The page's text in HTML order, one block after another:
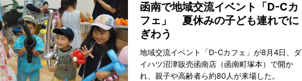
函南で地域交流イベント「D-Cカ
フェ」 夏休みの子ども連れでに
ぎわう
地域交流イベント「D-Cカフェ」が8月4日、ダ
イハツ沼津販売函南店（函南町塚本）で開か
れ、親子や高齢者ら約80人が来場した。